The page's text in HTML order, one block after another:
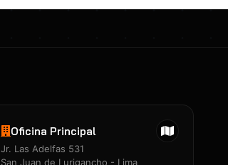
Oficina Principal
Jr. Las Adelfas 531
San Juan de Lurigancho - Lima